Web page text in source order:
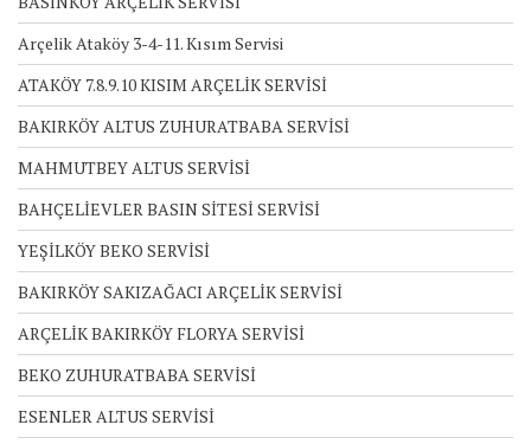
Arçelik Ataköy 3-4-11. Kısım Servisi
ATAKÖY 7.8.9.10 KISIM ARÇELİK SERVİSİ
BAKIRKÖY ALTUS ZUHURATBABA SERVİSİ
MAHMUTBEY ALTUS SERVİSİ
BAHÇELİEVLER BASIN SİTESİ SERVİSİ
YEŞİLKÖY BEKO SERVİSİ
BAKIRKÖY SAKIZAĞACI ARÇELİK SERVİSİ
ARÇELİK BAKIRKÖY FLORYA SERVİSİ
BEKO ZUHURATBABA SERVİSİ
ESENLER ALTUS SERVİSİ